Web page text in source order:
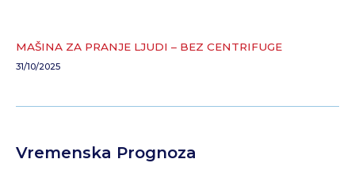
MAŠINA ZA PRANJE LJUDI – BEZ CENTRIFUGE
31/10/2025
Vremenska Prognoza